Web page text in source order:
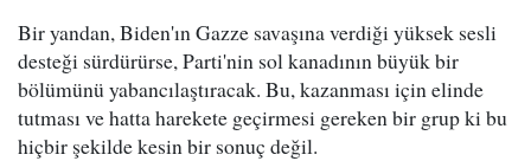
Bir yandan, Biden'ın Gazze savaşına verdiği yüksek sesli
desteği sürdürürse, Parti'nin sol kanadının büyük bir
bölümünü yabancılaştıracak. Bu, kazanması için elinde
tutması ve hatta harekete geçirmesi gereken bir grup ki bu
hiçbir şekilde kesin bir sonuç değil.